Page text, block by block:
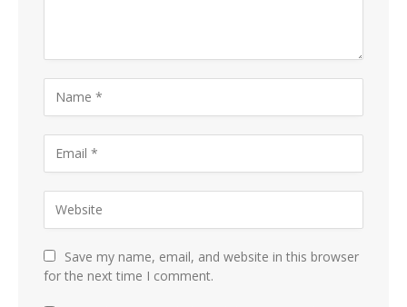
Save my name, email, and website in this browser
for the next time I comment.